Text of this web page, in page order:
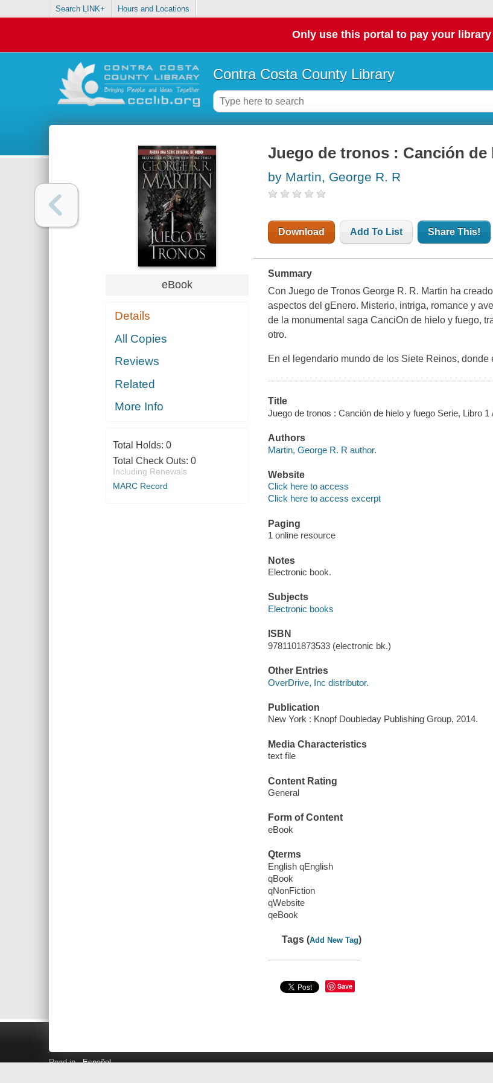
Search LINK+ Hours and Locations
Only use this portal to pay your library
Contra Costa County Library
eBook
Details
All Copies
Reviews
Related
More Info
Total Holds: 0
Total Check Outs: 0
Including Renewals
MARC Record
Juego de tronos : Canción
by Martin, George R. R
Download Add To List Share This!
Summary
ConJuego de Tronos George R. R. Martin ha
aspectos del gEnero. Misterio, intriga, romance y
de la monumental sagaCanciOn de hielo y fuego,
otro.
En el legendario mundo de los Siete Reinos, donde
Title
Juego de tronos : Canción de hielo y fuego Serie, Libro
Authors
Martin, George R. R author.
Website
Click here to access
Click here to access excerpt
Paging
1 online resource
Notes
Electronic book.
Subjects
Electronic books
ISBN
9781101873533 (electronic bk.)
Other Entries
OverDrive, Inc distributor.
Publication
New York : Knopf Doubleday Publishing Group, 2014.
Media Characteristics
text file
Content Rating
General
Form of Content
eBook
Qterms
English qEnglish
qBook
qNonFiction
qWebsite
qeBook
Tags (Add New Tag)
Save
Read in Español